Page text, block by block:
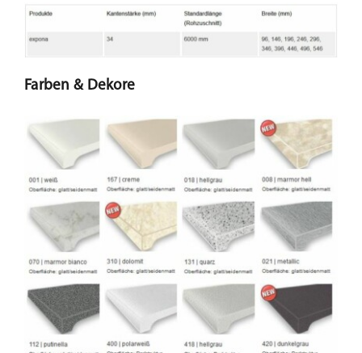
Farben & Dekore